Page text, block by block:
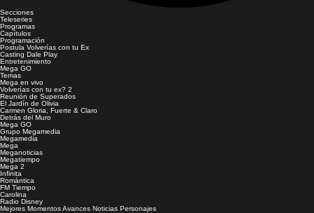
Secciones
Teleseries
Programas
Capítulos
Programación
Postula Volverías con tu Ex
Casting Dale Play
Entretenimiento
Mega GO
Temas
Mega en vivo
Volverías con tu ex? 2
Reunión de Superados
El Jardín de Olivia
Carmen Gloria, Fuerte & Claro
Detrás del Muro
Mega GO
Grupo Megamedia
Megamedia
Mega
Meganoticias
Megatiempo
Mega 2
Infinita
Romántica
FM Tiempo
Carolina
Radio Disney
Mejores MomentosAvances Noticias Personajes